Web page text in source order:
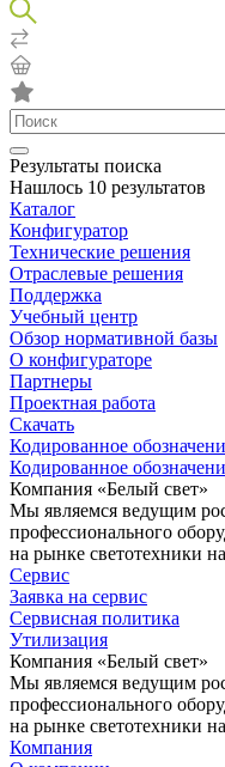
Результаты поиска
Нашлось 10 результатов
Каталог
Конфигуратор
Технические решения
Отраслевые решения
Поддержка
Учебный центр
Обзор нормативной базы
О конфигураторе
Партнеры
Проектная работа
Скачать
Кодированное
Кодированное
Компания «Белый свет»
Мы являемся ведущим
профессионального
на рынке светотехники
Сервис
Заявка на сервис
Сервисная политика
Утилизация
Компания «Белый свет»
Мы являемся ведущим
профессионального
на рынке светотехники
Компания